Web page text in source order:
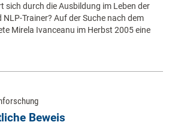
sich durch die Ausbildung im Leben der
Trainer? Auf der Suche nach dem
Mirela Ivanceanu im Herbst 2005 eine
Beweis